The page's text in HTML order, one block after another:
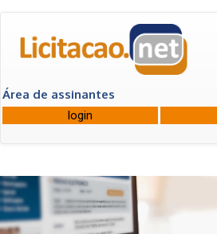
Área de assinantes